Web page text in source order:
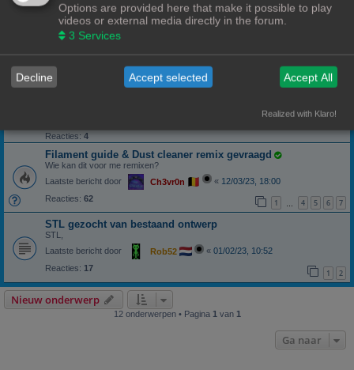
Reacties:3
Groepenkast blindplaatje
STL groepenkast blindplaat
Laatste bericht door
Banditoz «10/09/23, 13:19
Reacties:
kan iemand dit voor mij tekenen?
04/08/23, 12:54
Reacties:4
Filament guide & Dust cleaner remix gevraagd
Wie kan dit voor me remixen?
Laatste bericht door
Ch3vr0n « 12/03/23, 18:00
Reacties: 62 1 4 5 6 7
STL gezocht van bestaand ontwerp
STL,
Laatste bericht door
Rob52 « 01/02/23, 10:52
Reacties: 17 1 2
Nieuw onderwerp
12 onderwerpen • Pagina 1 van 1
Ga naar
Options are provided here that make it possible to play
videos or external media directly in the forum.
3 Services
Decline Accept selected Accept All
Realized with Klaro!